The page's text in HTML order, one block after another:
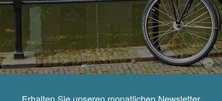
Erhalten Sie unseren monatlichen Newsletter